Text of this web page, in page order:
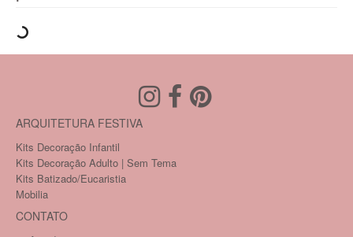
ARQUITETURA FESTIVA
Kits Decoração Infantil
Kits Decoração Adulto | Sem Tema
Kits Batizado/Eucaristia
Mobilia
CONTATO